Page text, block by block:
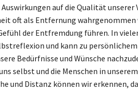
auf die Qualität unserer
oft als Entfernung wahrgenommen
der Entfremdung führen. In
und kann zu
Bedürfnisse und Wünsche
selbst und die Menschen in
und Distanz können wir erkennen,